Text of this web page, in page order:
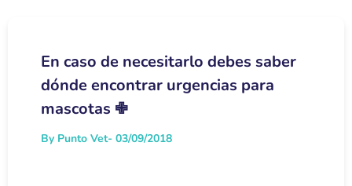
En caso de necesitarlo debes saber
dónde encontrar urgencias para
mascotas ✙
By Punto Vet- 03/09/2018